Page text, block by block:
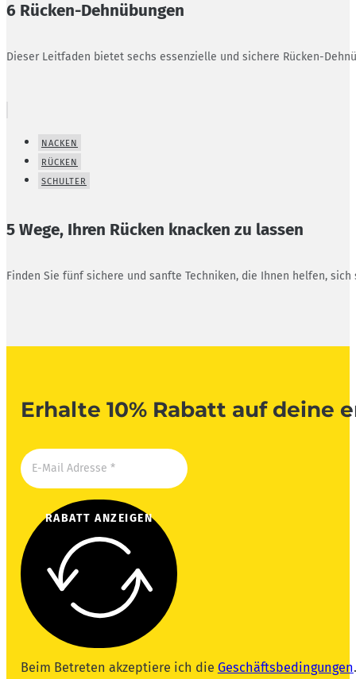
6 Rücken-Dehnübungen
Dieser Leitfaden bietet sechs essenzielle und sichere Rücken-
NACKEN
RÜCKEN
SCHULTER
5 Wege, Ihren Rücken knacken zu lassen
Finden Sie fünf sichere und sanfte Techniken, die Ihnen helfen,
Erhalte 10% Rabatt auf deine
RABATT ANZEIGEN
Beim Betreten akzeptiere ich die Geschäftsbedingungen.